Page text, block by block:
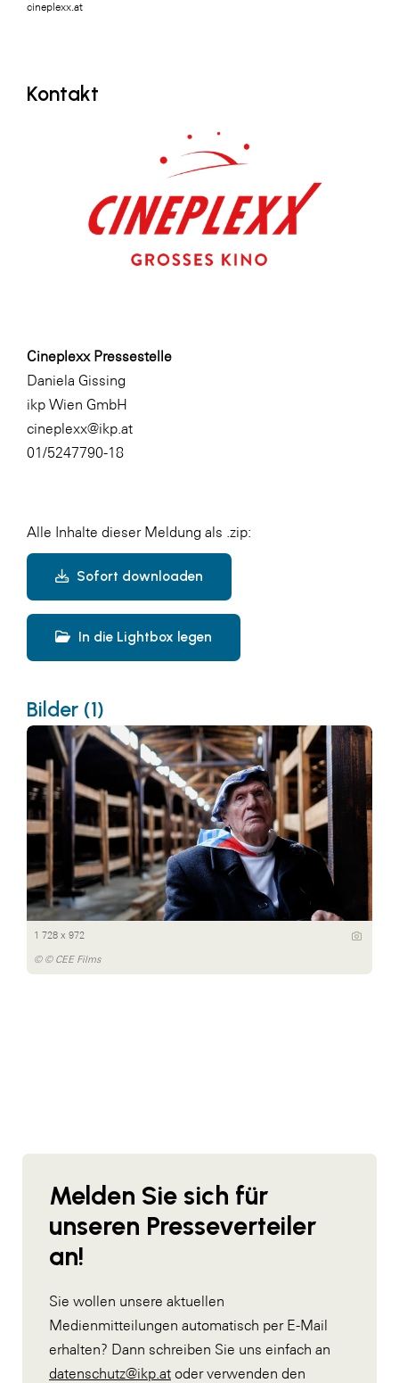
cineplexx.at
Kontakt
Cineplexx Pressestelle
Daniela Gissing
ikp Wien GmbH
cineplexx@ikp.at
01/5247790-18
Alle Inhalte dieser Meldung als .zip:
Sofort downloaden
In die Lightbox legen
Bilder (1)
1 728 x 972
© © CEE Films
Melden Sie sich für
unseren Presseverteiler
an!
Sie wollen unsere aktuellen
Medienmitteilungen automatisch per E-Mail
erhalten? Dann schreiben Sie uns einfach an
datenschutz@ikp.at oder verwenden den